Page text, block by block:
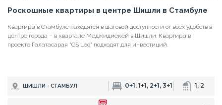
Роскошные квартиры в центре Шишли в Стамбуле
Квартиры в Стамбуле находятся в шаговой доступности от всех удобств в
центре города – в квартале Меджидиекёй в Шишли. Квартиры в
проекте Галатасарая "GS Leо" подходят для инвестиций.
ШИШЛИ - СТАМБУЛ 0+1, 1+1, 2+1, 3+1 1, 2